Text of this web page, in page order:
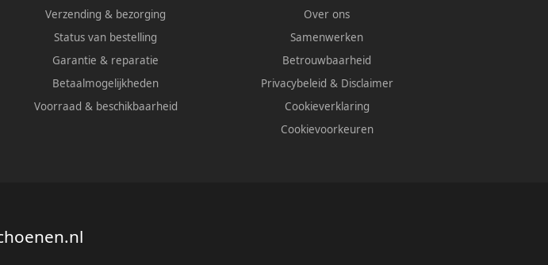
Verzending & bezorging
Status van bestelling
Garantie & reparatie
Betaalmogelijkheden
Voorraad & beschikbaarheid
Over ons
Samenwerken
Betrouwbaarheid
Privacybeleid & Disclaimer
Cookieverklaring
Cookievoorkeuren